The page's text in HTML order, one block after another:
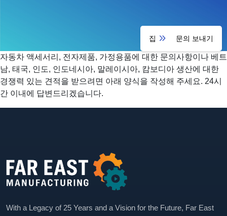
집 문의 보내기
자동차 액세서리, 전자제품, 가정용품에 대한 문의사항이나 베트
남, 태국, 인도, 인도네시아, 말레이시아, 캄보디아 생산에 대한
경쟁력 있는 견적을 받으려면 아래 양식을 작성해 주세요. 24시
간 이내에 답변드리겠습니다.
With a Legacy of 25 Years and a Vision for the Future, Far East